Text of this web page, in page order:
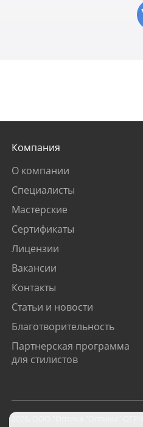
Компания
О компании
Специалисты
Мастерские
Сертификаты
Лицензии
Вакансии
Контакты
Статьи и новости
Благотворительность
Партнерская программа
для стилистов